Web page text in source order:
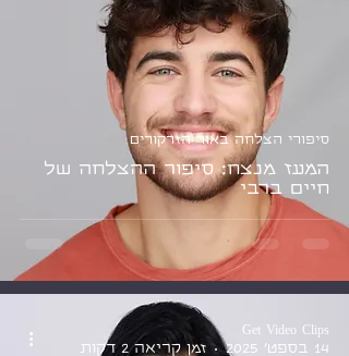
המעז מנצח: סיפור ההצלחה של
חיים ברבי
סיפורי הצלחה באור הזרקורים
Get Video Clips
14 בספט׳ 2025
זמן קריאה 2 דקות